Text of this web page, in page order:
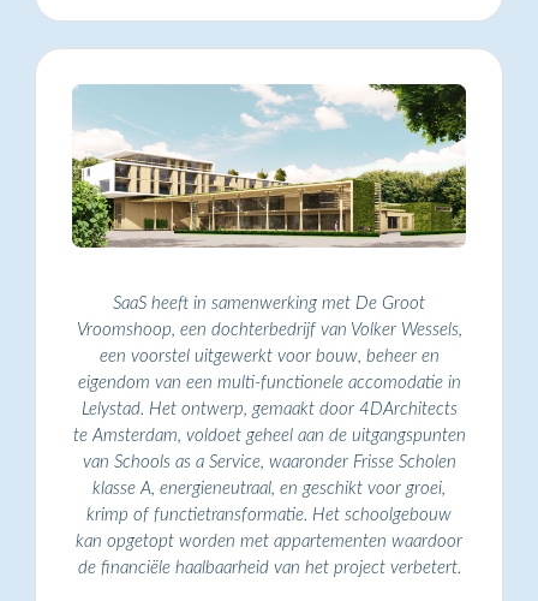
SaaS heeft in samenwerking met De Groot
Vroomshoop, een dochterbedrijf van Volker Wessels,
een voorstel uitgewerkt voor bouw, beheer en
eigendom van een multi-functionele accomodatie in
Lelystad. Het ontwerp, gemaakt door 4DArchitects
te Amsterdam, voldoet geheel aan de uitgangspunten
van Schools as a Service, waaronder Frisse Scholen
klasse A, energieneutraal, en geschikt voor groei,
krimp of functietransformatie. Het schoolgebouw
kan opgetopt worden met appartementen waardoor
de financiële haalbaarheid van het project verbetert.